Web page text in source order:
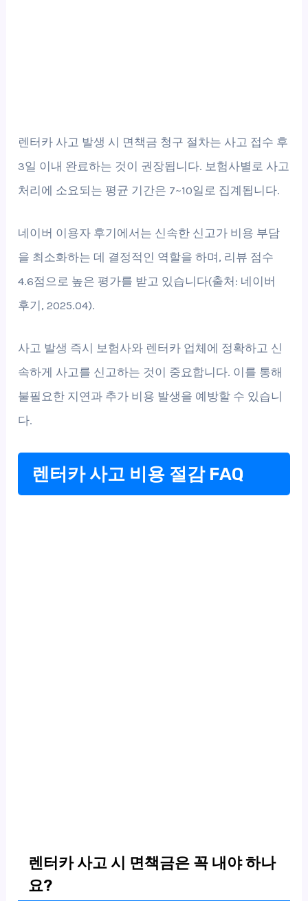
렌터카 사고 발생 시 면책금 청구 절차는 사고 접수 후
3일 이내 완료하는 것이 권장됩니다. 보험사별로 사고
처리에 소요되는 평균 기간은 7~10일로 집계됩니다.
네이버 이용자 후기에서는 신속한 신고가 비용 부담
을 최소화하는 데 결정적인 역할을 하며, 리뷰 점수
4.6점으로 높은 평가를 받고 있습니다(출처: 네이버
후기, 2025.04).
사고 발생 즉시 보험사와 렌터카 업체에 정확하고 신
속하게 사고를 신고하는 것이 중요합니다. 이를 통해
불필요한 지연과 추가 비용 발생을 예방할 수 있습니
다.
렌터카 사고 비용 절감 FAQ
렌터카 사고 시 면책금은 꼭 내야 하나
요?